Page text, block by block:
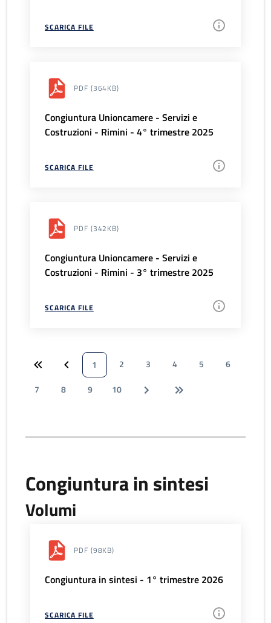
SCARICA FILE
PDF (364KB)
Congiuntura Unioncamere - Servizi e
Costruzioni - Rimini - 4° trimestre 2025
SCARICA FILE
PDF (342KB)
Congiuntura Unioncamere - Servizi e
Costruzioni - Rimini - 3° trimestre 2025
SCARICA FILE
1 2 3 4 5
6
7
8 9 10
Congiuntura in sintesi
Volumi
PDF (98KB)
Congiuntura in sintesi - 1° trimestre 2026
SCARICA FILE